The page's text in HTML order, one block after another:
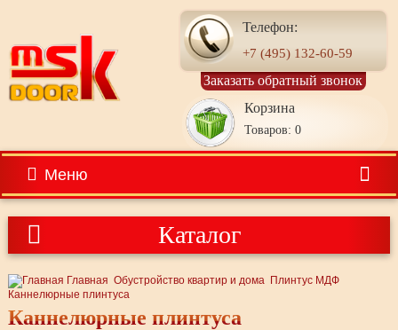
Телефон:
+7 (495) 132-60-59
Заказать обратный звонок
Корзина
Товаров: 0
Меню
Каталог
Главная Обустройство квартир и дома Плинтус МДФ
Каннелюрные плинтуса
Каннелюрные плинтуса